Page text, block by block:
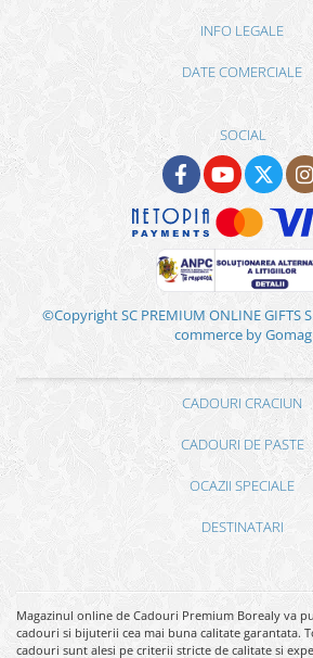
INFO LEGALE
DATE COMERCIALE
SOCIAL
©Copyright SC PREMIUM ONLINE GIFTS
commerce by Gomag
CADOURI CRACIUN
CADOURI DE PASTE
OCAZII SPECIALE
DESTINATARI
Magazinul online de Cadouri Premium Borealy va
cadouri si bijuterii cea mai buna calitate garantata.
cadouri sunt alesi pe criterii stricte de calitate si